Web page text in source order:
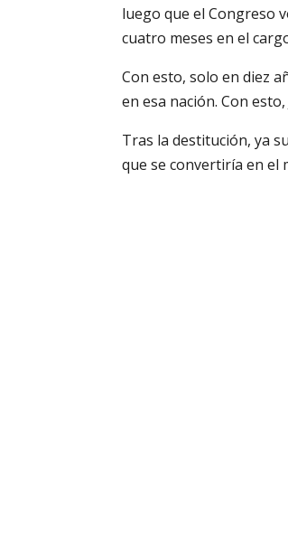
luego que el Congreso
cuatro meses en el
Con esto, solo en diez
en esa nación. Con
Tras la destitución, ya
que se convertiría en el